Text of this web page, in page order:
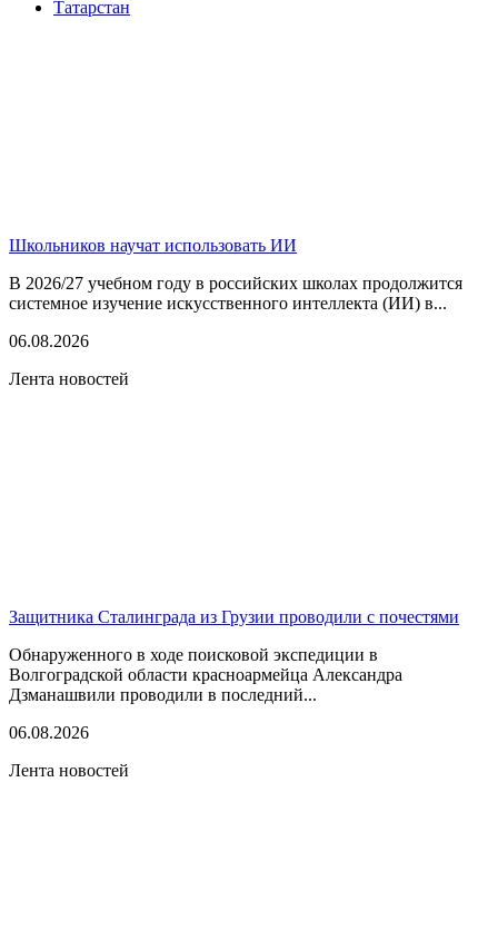
Татарстан
Школьников научат использовать ИИ
В 2026/27 учебном году в российских школах продолжится
системное изучение искусственного интеллекта (ИИ) в...
06.08.2026
Лента новостей
Защитника Сталинграда из Грузии проводили с почестями
Обнаруженного в ходе поисковой экспедиции в
Волгоградской области красноармейца Александра
Дзманашвили проводили в последний...
06.08.2026
Лента новостей